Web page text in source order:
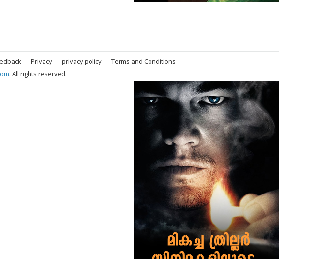
Privacy privacy policy
Terms and Conditions
. All rights reserved.